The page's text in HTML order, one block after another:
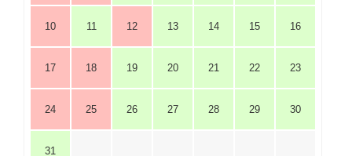
10 11 12 13 14 15 16
17 18 19 20 21 22 23
24 25 26 27 28 29 30
31